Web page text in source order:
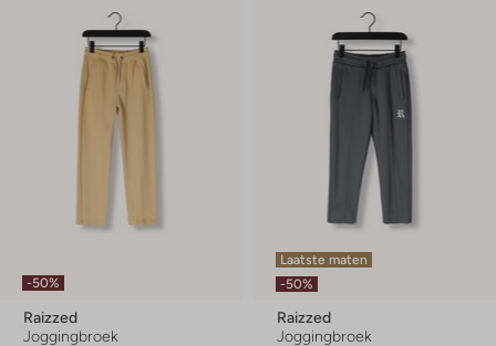
-50%
Raizzed
Joggingbroek
Laatste maten
-50%
Raizzed
Joggingbroek